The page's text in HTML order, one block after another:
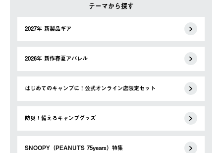
テーマから探す
2027年 新製品ギア
2026年 新作春夏アパレル
はじめてのキャンプに！公式オンライン店限定セット
防災！備えるキャンプグッズ
SNOOPY（PEANUTS 75years）特集